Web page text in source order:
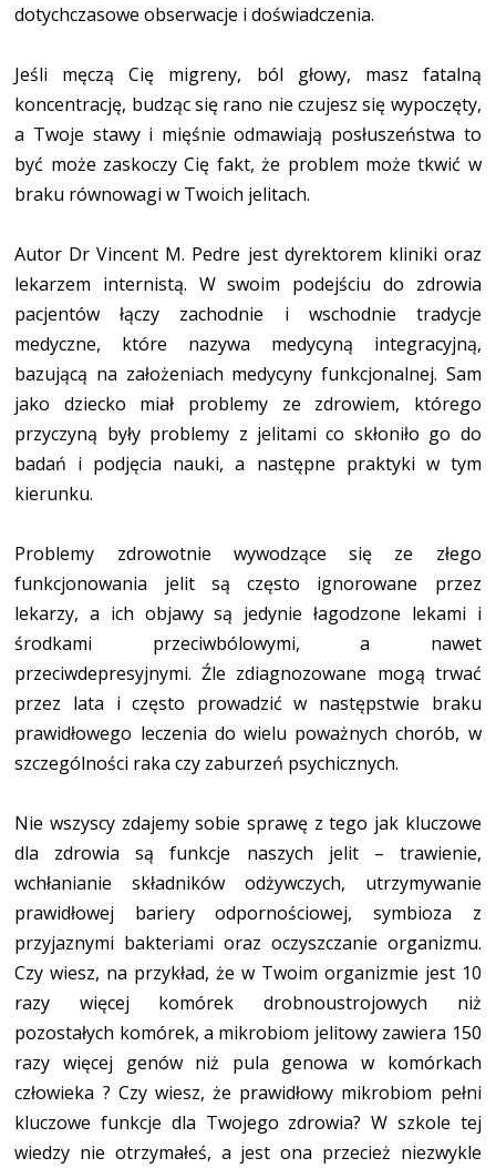
dotychczasowe obserwacje i doświadczenia.
Jeśli męczą Cię migreny, ból głowy, masz fatalną
koncentrację, budząc się rano nie czujesz się wypoczęty,
a Twoje stawy i mięśnie odmawiają posłuszeństwa to
być może zaskoczy Cię fakt, że problem może tkwić w
braku równowagi w Twoich jelitach.
Autor Dr Vincent M. Pedre jest dyrektorem kliniki oraz
lekarzem internistą. W swoim podejściu do zdrowia
pacjentów łączy zachodnie i wschodnie tradycje
medyczne, które nazywa medycyną integracyjną,
bazującą na założeniach medycyny funkcjonalnej. Sam
jako dziecko miał problemy ze zdrowiem, którego
przyczyną były problemy z jelitami co skłoniło go do
badań i podjęcia nauki, a następne praktyki w tym
kierunku.
Problemy zdrowotnie wywodzące się ze złego
funkcjonowania jelit są często ignorowane przez
lekarzy, a ich objawy są jedynie łagodzone lekami i
środkami przeciwbólowymi, a nawet
przeciwdepresyjnymi. Źle zdiagnozowane mogą trwać
przez lata i często prowadzić w następstwie braku
prawidłowego leczenia do wielu poważnych chorób, w
szczególności raka czy zaburzeń psychicznych.
Nie wszyscy zdajemy sobie sprawę z tego jak kluczowe
dla zdrowia są funkcje naszych jelit – trawienie,
wchłanianie składników odżywczych, utrzymywanie
prawidłowej bariery odpornościowej, symbioza z
przyjaznymi bakteriami oraz oczyszczanie organizmu.
Czy wiesz, na przykład, że w Twoim organizmie jest 10
razy więcej komórek drobnoustrojowych niż
pozostałych komórek, a mikrobiom jelitowy zawiera 150
razy więcej genów niż pula genowa w komórkach
człowieka ? Czy wiesz, że prawidłowy mikrobiom pełni
kluczowe funkcje dla Twojego zdrowia? W szkole tej
wiedzy nie otrzymałeś, a jest ona przecież niezwykle